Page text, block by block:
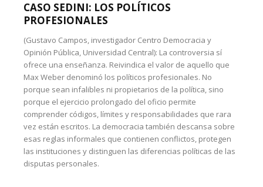
CASO SEDINI: LOS POLÍTICOS
PROFESIONALES
(Gustavo Campos, investigador Centro Democracia y
Opinión Pública, Universidad Central): La controversia sí
ofrece una enseñanza. Reivindica el valor de aquello que
Max Weber denominó los políticos profesionales. No
porque sean infalibles ni propietarios de la política, sino
porque el ejercicio prolongado del oficio permite
comprender códigos, límites y responsabilidades que rara
vez están escritos. La democracia también descansa sobre
esas reglas informales que contienen conflictos, protegen
las instituciones y distinguen las diferencias políticas de las
disputas personales.